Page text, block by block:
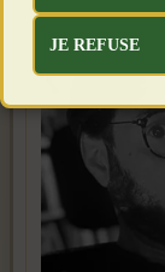
JE REFUSE